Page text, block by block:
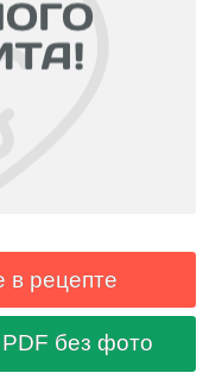
рецепте
PDF без фото